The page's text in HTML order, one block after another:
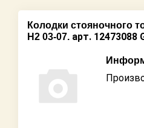
Колодки стояночного
H2 03-07. арт. 12473088